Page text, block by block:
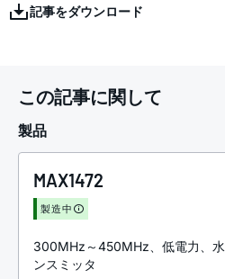
記事をダウンロード
この記事に関して
製品
MAX1472
製造中
300MHz～450MHz、低電力、
ンスミッタ